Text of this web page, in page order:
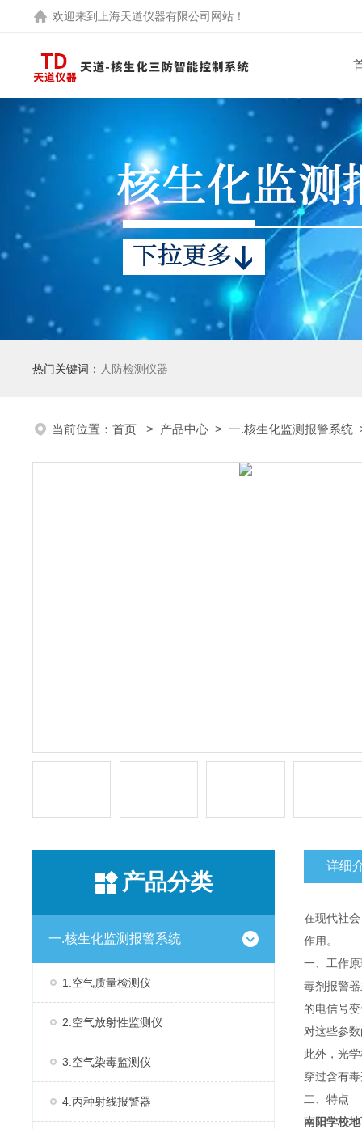
欢迎来到 上海天道仪器有限公司 网站！
热门关键词： 人防检测仪器
当前位置： 首页 > 产品中心 > 一.核生化监测报警系统
产品分类
一.核生化监测报警系统
1.空气质量检测仪
2.空气放射性监测仪
3.空气染毒监测仪
4.丙种射线报警器
详细
在现代社
作用。
一、工作
毒剂报警
的电信号
对这些参
此外，光
穿过含有
二、特点
南阳学校